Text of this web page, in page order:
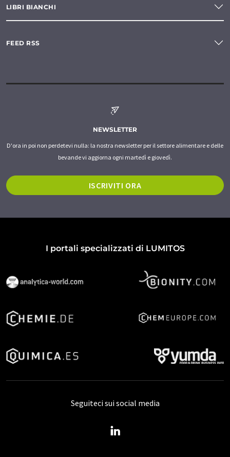
LIBRI BIANCHI
FEED RSS
NEWSLETTER
D'ora in poi non perdetevi nulla: la nostra newsletter per il settore alimentare e delle
bevande vi aggiorna ogni martedì e giovedì.
ISCRIVITI ORA
I portali specializzati di LUMITOS
Seguiteci sui social media